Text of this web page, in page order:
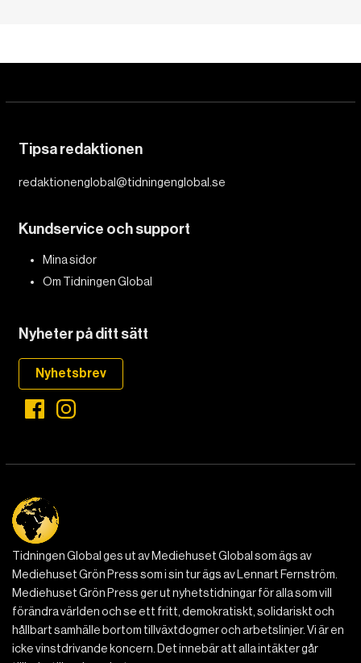
Tipsa redaktionen
redaktionenglobal@tidningenglobal.se
Kundservice och support
Mina sidor
Om Tidningen Global
Nyheter på ditt sätt
Nyhetsbrev
Tidningen Global ges ut av Mediehuset Global som ägs av
Mediehuset Grön Press som i sin tur ägs av Lennart Fernström.
Mediehuset Grön Press ger ut nyhetstidningar för alla som vill
förändra världen och se ett fritt, demokratiskt, solidariskt och
hållbart samhälle bortom tillväxtdogmer och arbetslinjer. Vi är en
icke vinstdrivande koncern. Det innebär att alla intäkter går